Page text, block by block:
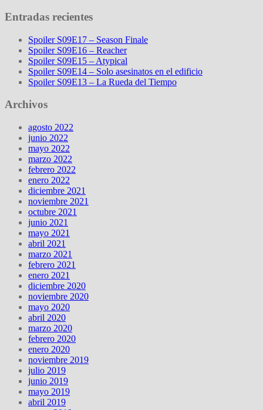
Entradas recientes
Spoiler S09E17 – Season Finale
Spoiler S09E16 – Reacher
Spoiler S09E15 – Atypical
Spoiler S09E14 – Solo asesinatos en el edificio
Spoiler S09E13 – La Rueda del Tiempo
Archivos
agosto 2022
junio 2022
mayo 2022
marzo 2022
febrero 2022
enero 2022
diciembre 2021
noviembre 2021
octubre 2021
junio 2021
mayo 2021
abril 2021
marzo 2021
febrero 2021
enero 2021
diciembre 2020
noviembre 2020
mayo 2020
abril 2020
marzo 2020
febrero 2020
enero 2020
noviembre 2019
julio 2019
junio 2019
mayo 2019
abril 2019